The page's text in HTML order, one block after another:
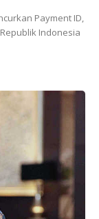
Payment ID,
Indonesia